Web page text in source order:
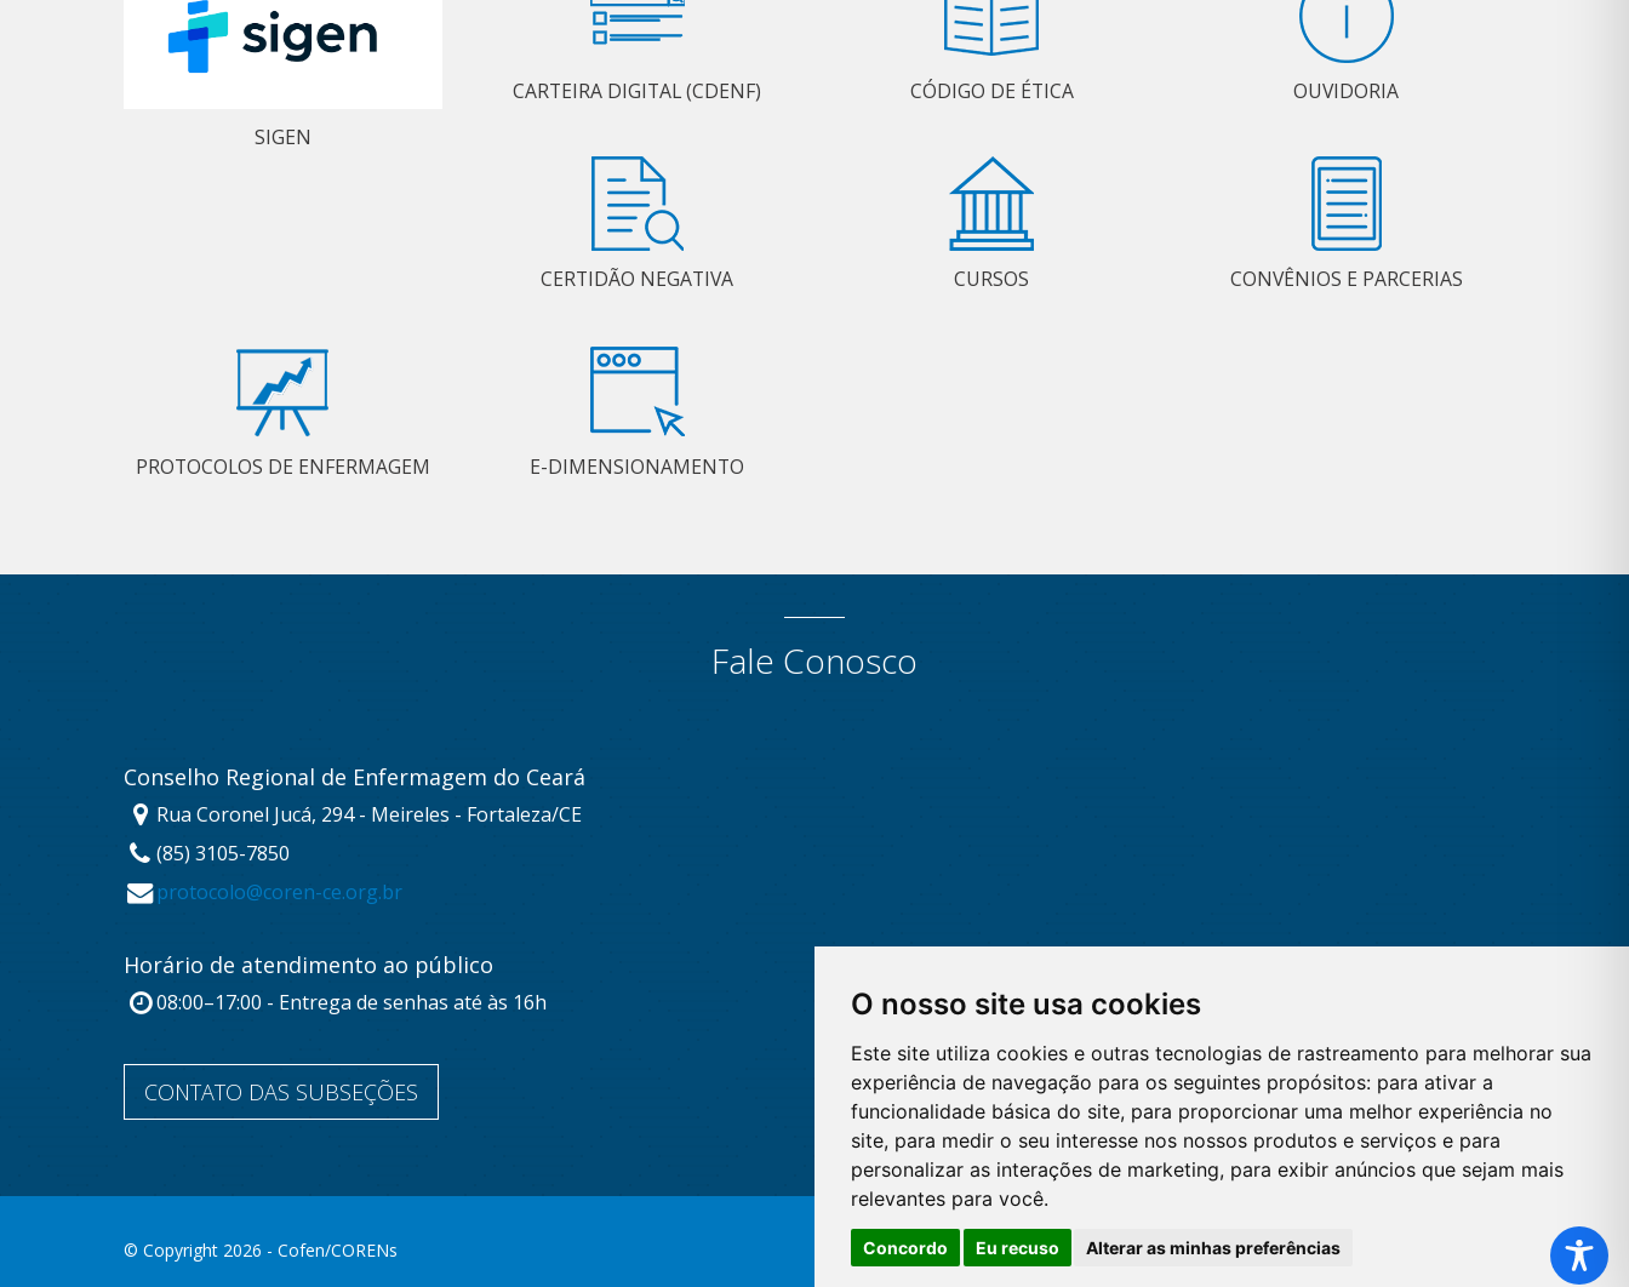
O nosso site usa cookies
Este site utiliza cookies e outras tecnologias de rastreamento para melhorar sua
experiência de navegação para os seguintes propósitos: para ativar a
funcionalidade básica do site, para proporcionar uma melhor experiência no
site, para medir o seu interesse nos nossos produtos e serviços e para
personalizar as interações de marketing, para exibir anúncios que sejam mais
relevantes para você.
Concordo Eu recuso Alterar as minhas preferências
SIGEN
CARTEIRA DIGITAL (CDENF) CÓDIGO DE ÉTICA OUVIDORIA
CERTIDÃO NEGATIVA CURSOS CONVÊNIOS E PARCERIAS
PROTOCOLOS DE ENFERMAGEM E-DIMENSIONAMENTO
Fale Conosco
Conselho Regional de Enfermagem do Ceará
Rua Coronel Jucá, 294 - Meireles - Fortaleza/CE
(85) 3105-7850
protocolo@coren-ce.org.br
Horário de atendimento ao público
08:00–17:00 - Entrega de senhas até às 16h
CONTATO DAS SUBSEÇÕES
© Copyright 2026 - Cofen/CORENs